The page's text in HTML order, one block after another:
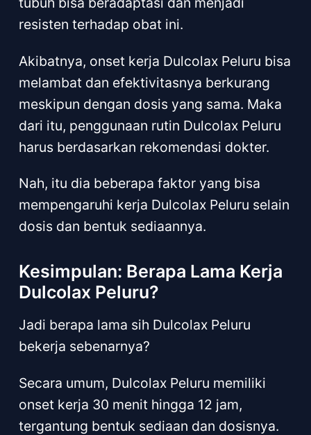
resisten terhadap obat ini.
Akibatnya, onset kerja Dulcolax Peluru bisa
melambat dan efektivitasnya berkurang
meskipun dengan dosis yang sama. Maka
dari itu, penggunaan rutin Dulcolax Peluru
harus berdasarkan rekomendasi dokter.
Nah, itu dia beberapa faktor yang bisa
mempengaruhi kerja Dulcolax Peluru selain
dosis dan bentuk sediaannya.
Kesimpulan: Berapa Lama Kerja
Dulcolax Peluru?
Jadi berapa lama sih Dulcolax Peluru
bekerja sebenarnya?
Secara umum, Dulcolax Peluru memiliki
onset kerja 30 menit hingga 12 jam,
tergantung bentuk sediaan dan dosisnya.